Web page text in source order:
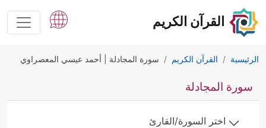
القرآن الكريم
الرئيسية القرآن الكريم سورة المجادلة | أحمد عيسي المعصراوي
سورة المجادلة
اختر السورة/القارئ